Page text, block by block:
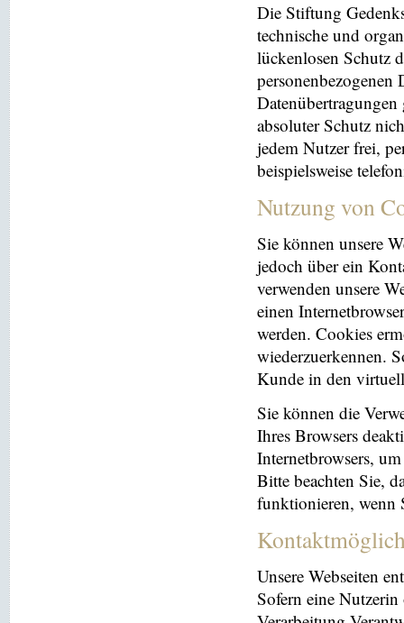
Die Stiftung
technische und
lückenlosen Schutz
personenbezogenen
absoluter Schutz
jedem Nutzer frei,
beispielsweise
Nutzung von
Sie können unsere
jedoch über ein
verwenden unsere
einen
werden. Cookies
wiederzuerkennen.
Kunde in den
Sie können die
Ihres Browsers
Internetbrowsers,
Bitte beachten Sie,
funktionieren, wenn
Unsere Webseiten
Sofern eine